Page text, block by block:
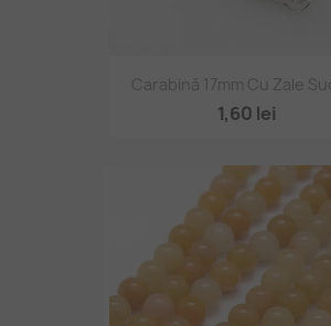
Carabină 17mm Cu Zale
1,60 lei